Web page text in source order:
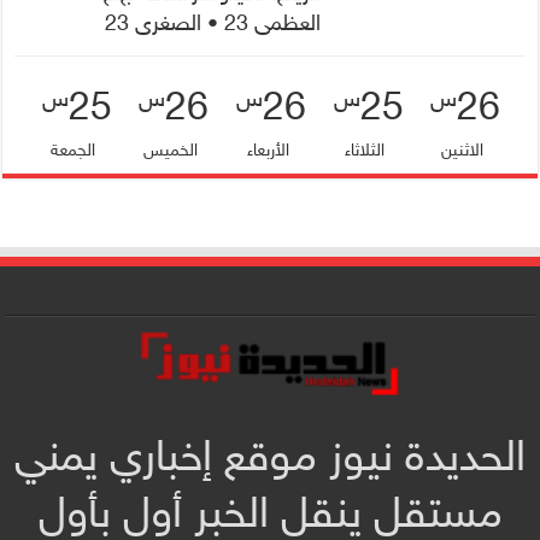
العظمى 23 • الصغرى 23
26س
الاثنين
25س
الثلاثاء
26س
الأربعاء
26س
الخميس
25س
الجمعة
الحديدة نيوز موقع إخباري يمني
مستقل ينقل الخبر أول بأول